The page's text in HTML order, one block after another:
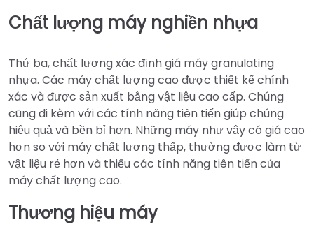
Chất lượng máy nghiền nhựa
Thứ ba, chất lượng xác định giá máy granulating
nhựa. Các máy chất lượng cao được thiết kế chính
xác và được sản xuất bằng vật liệu cao cấp. Chúng
cũng đi kèm với các tính năng tiên tiến giúp chúng
hiệu quả và bền bỉ hơn. Những máy như vậy có giá cao
hơn so với máy chất lượng thấp, thường được làm từ
vật liệu rẻ hơn và thiếu các tính năng tiên tiến của
máy chất lượng cao.
Thương hiệu máy